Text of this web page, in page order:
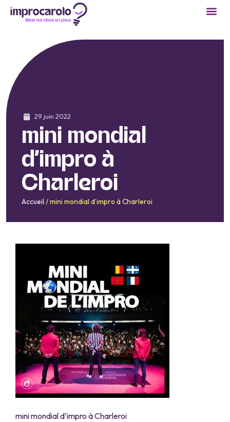
29 juin 2022
mini mondial
d’impro à
Charleroi
Accueil /mini mondial d’impro à Charleroi
mini mondial d’impro à Charleroi